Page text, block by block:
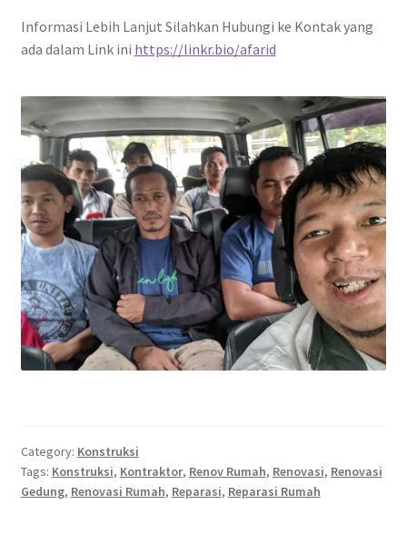
Informasi Lebih Lanjut Silahkan Hubungi ke Kontak yang
ada dalam Link ini https://linkr.bio/afarid
Category: Konstruksi
Tags: Konstruksi, Kontraktor, Renov Rumah, Renovasi, Renovasi
Gedung, Renovasi Rumah, Reparasi, Reparasi Rumah